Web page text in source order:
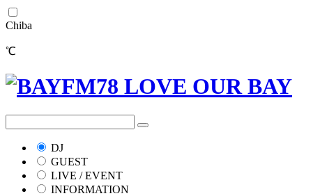
Chiba
℃
DJ
GUEST
LIVE / EVENT
INFORMATION